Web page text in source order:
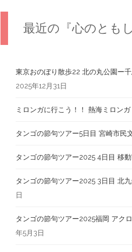
最近の『心のともし
東京おのぼり散歩22 北の丸公園ー
2025年12月31日
ミロンガに行こう！！ 熱海ミロンガ
タンゴの節句ツアー5日目 宮崎市民
タンゴの節句ツアー2025 4日目 移
タンゴの節句ツアー2025 3日目 北
日
タンゴの節句ツアー2025福岡 アク
年5月3日